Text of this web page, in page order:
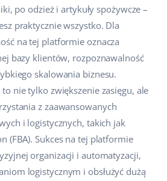
po odzież i artykuły spożywcze –
praktycznie wszystko. Dla
na tej platformie oznacza
bazy klientów, rozpoznawalność
skalowania biznesu.
nie tylko zwiększenie zasięgu, ale
z zaawansowanych
i logistycznych, takich jak
(FBA). Sukces na tej platformie
organizacji i automatyzacji,
logistycznym i obsłużyć dużą